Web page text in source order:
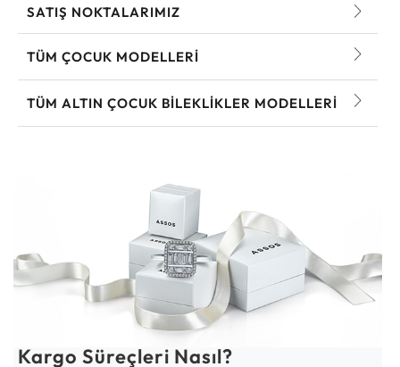
SATIŞ NOKTALARIMIZ
TÜM ÇOCUK MODELLERI
TÜM ALTIN ÇOCUK BILEKLIKLER MODELLERI
Kargo Süreçleri Nasıl?